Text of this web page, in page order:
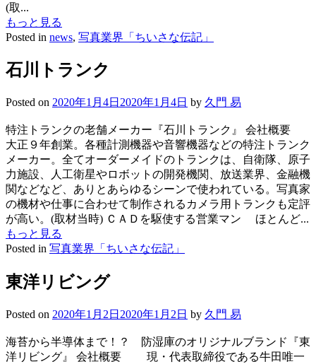
(取...
もっと見る
Posted in news, 写真業界「ちいさな伝記」
石川トランク
Posted on 2020年1月4日 2020年1月4日 by 久門 易
特注トランクの老舗メーカー『石川トランク』 会社概要
大正９年創業。各種計測機器や音響機器などの特注トランク
メーカー。全てオーダーメイドのトランクは、自衛隊、原子
力施設、人工衛星やロボットの開発機関、放送業界、金融機
関などなど、ありとあらゆるシーンで使われている。写真家
の機材や仕事に合わせて制作されるカメラ用トランクも定評
が高い。(取材当時) ＣＡＤを駆使する営業マン ほとんど...
もっと見る
Posted in 写真業界「ちいさな伝記」
東洋リビング
Posted on 2020年1月2日 2020年1月2日 by 久門 易
海苔から半導体まで！？ 防湿庫のオリジナルブランド『東
洋リビング』 会社概要 現・代表取締役である牛田唯一